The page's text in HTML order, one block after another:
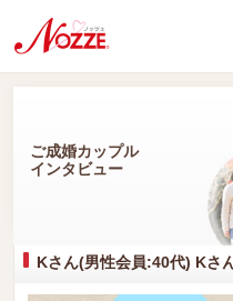
ご成婚カップル
インタビュー
Kさん(男性会員:40代) Kさ